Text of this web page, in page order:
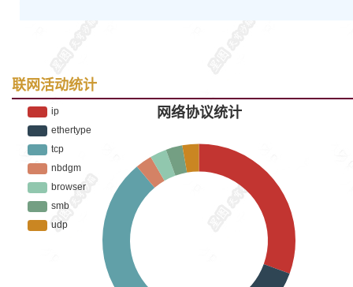
联网活动统计